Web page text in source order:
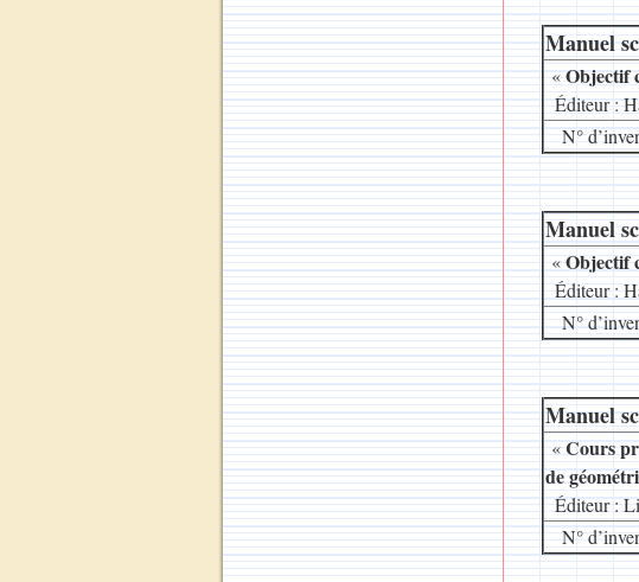
Manuel
«Objectif
.Éditeur :
N°
Manuel
«Objectif
.Éditeur :
N°
Manuel
«Cours
de
.Éditeur :
N°